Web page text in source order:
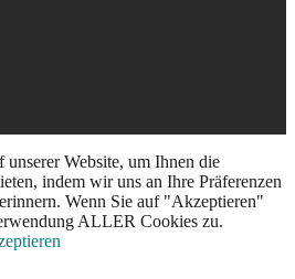
Website, um Ihnen die
indem wir uns an Ihre Präferenzen
Wenn Sie auf "Akzeptieren"
ALLER Cookies zu.